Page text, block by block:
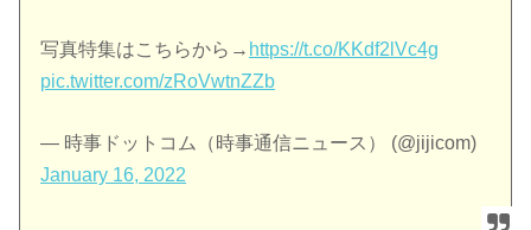
写真特集はこちらから→ https://t.co/KKdf2lVc4g
pic.twitter.com/zRoVwtnZZb
— 時事ドットコム（時事通信ニュース） (@jijicom)
January 16, 2022